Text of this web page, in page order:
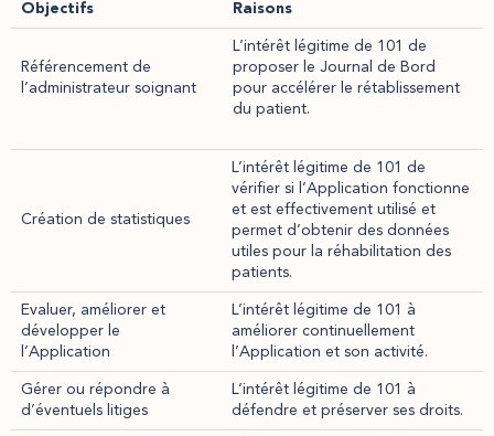
Objectifs Raisons
Référencement de
l’administrateur soignant
L’intérêt légitime de 101 de
proposer le Journal de Bord
pour accélérer le rétablissement
du patient.
Création de statistiques
L’intérêt légitime de 101 de
vérifier si l’Application fonctionne
et est effectivement utilisé et
permet d’obtenir des données
utiles pour la réhabilitation des
patients.
Evaluer, améliorer et
développer le
l’Application
L’intérêt légitime de 101 à
améliorer continuellement
l’Application et son activité.
Gérer ou répondre à
d’éventuels litiges
L’intérêt légitime de 101 à
défendre et préserver ses droits.